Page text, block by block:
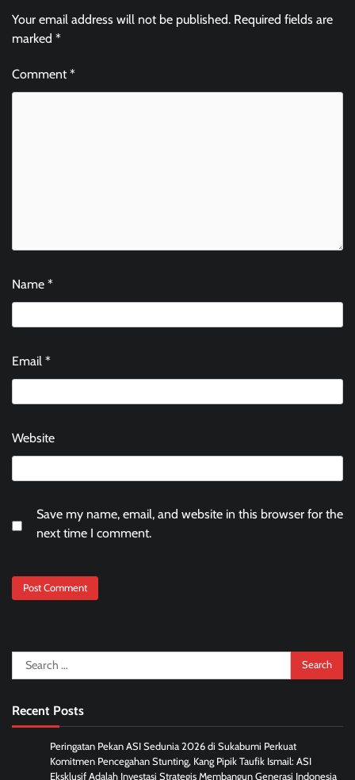
Your email address will not be published. Required fields are
marked *
Comment*
Name *
Email *
Website
Save my name, email, and website in this browser for the
next time I comment.
Search
for:
Recent Posts
Peringatan Pekan ASI Sedunia 2026 di Sukabumi Perkuat
Komitmen Pencegahan Stunting, Kang Pipik Taufik Ismail: ASI
Eksklusif Adalah Investasi Strategis Membangun Generasi Indonesia